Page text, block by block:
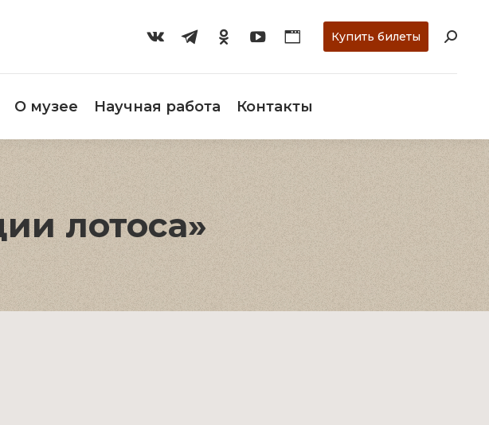
Купить билеты
О музее Научная работа Контакты
лотоса»
О музее Научная работа Контакты